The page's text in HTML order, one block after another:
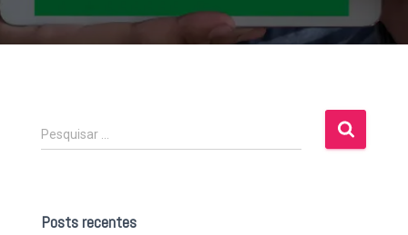
Ç
Ã
P
e
i
Pesquisar …
Posts recentes